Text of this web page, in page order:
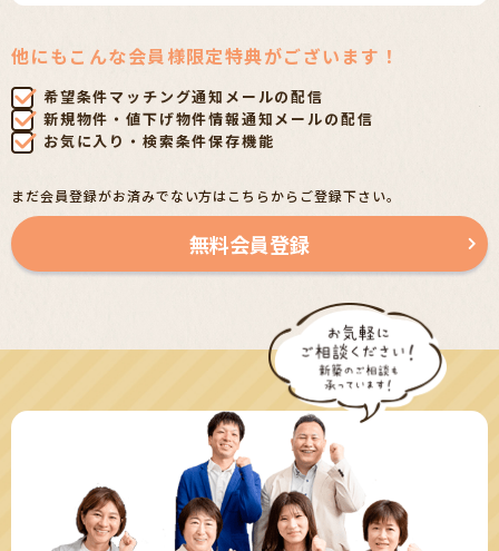
他にもこんな会員様限定特典がございます！
希望条件マッチング通知メールの配信
新規物件・値下げ物件情報通知メールの配信
お気に入り・検索条件保存機能
まだ会員登録がお済みでない方はこちらからご登録下さい。
無料会員登録